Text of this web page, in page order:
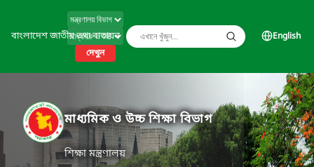
বাংলাদেশ জাতীয় তথ্য বাতায়ন
দেখুন
English
মাধ্যমিক ও উচ্চ শিক্ষা বিভাগ
শিক্ষা মন্ত্রণালয়